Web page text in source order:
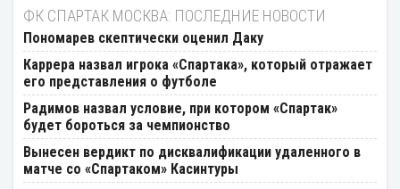
ФК СПАРТАК МОСКВА: ПОСЛЕДНИЕ НОВОСТИ
Пономарев скептически оценил Даку
Каррера назвал игрока «Спартака», который отражает
его представления о футболе
Радимов назвал условие, при котором «Спартак»
будет бороться за чемпионство
Вынесен вердикт по дисквалификации удаленного в
матче со «Спартаком» Касинтуры